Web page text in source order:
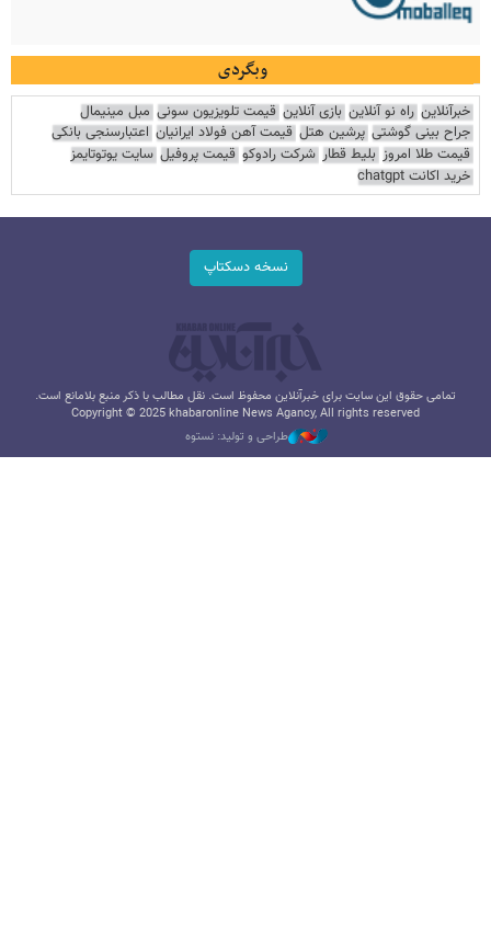
وبگردی
خبرآنلاین راه نو آنلاین بازی آنلاین قیمت تلویزیون سونی مبل مینیمال
جراح بینی گوشتی پرشین هتل قیمت آهن فولاد ایرانیان اعتبارسنجی بانکی
قیمت طلا امروز بلیط قطار شرکت رادوکو قیمت پروفیل سایت یوتوتایمز
خرید اکانت chatgpt
نسخه دسکتاپ
تمامی حقوق این سایت برای خبرآنلاین محفوظ است. نقل مطالب با ذکر منبع بلامانع است.
Copyright © 2025 khabaronline News Agancy, All rights reserved
طراحی و تولید: نستوه